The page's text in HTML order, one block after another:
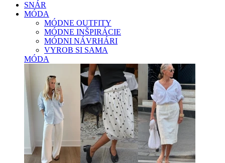
SNÁR
MÓDA
MÓDNE OUTFITY
MÓDNE INŠPIRÁCIE
MÓDNI NÁVRHÁRI
VYROB SI SAMA
MÓDA